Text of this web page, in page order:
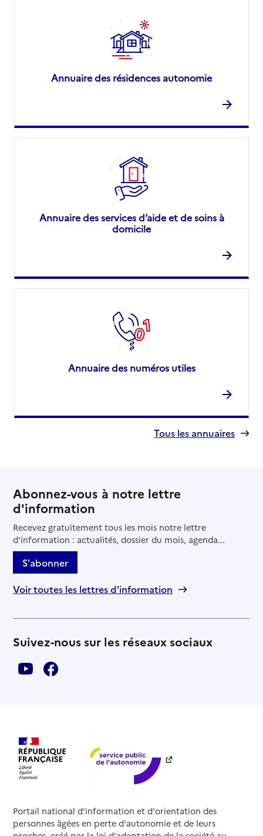
Annuaire des résidences autonomie
Annuaire des services d’aide et de soins à
domicile
Annuaire des numéros utiles
Tous les annuaires
Abonnez-vous à notre lettre
d'information
Recevez gratuitement tous les mois notre lettre
d'information : actualités, dossier du mois, agenda...
S'abonner
Voir toutes les lettres d'information
Suivez-nous sur les réseaux sociaux
Portail national d'information et d'orientation des
personnes âgées en perte d'autonomie et de leurs